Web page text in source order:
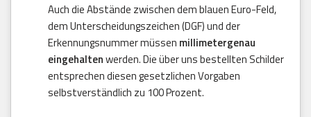
Auch die Abstände zwischen dem blauen Euro-Feld,
dem Unterscheidungszeichen (DGF) und der
Erkennungsnummer müssen millimetergenau
eingehaltenwerden. Die über uns bestellten Schilder
entsprechen diesen gesetzlichen Vorgaben
selbstverständlich zu 100 Prozent.